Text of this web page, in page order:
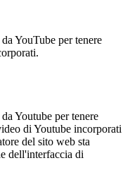
YouTube per tenere
Youtube per tenere
di Youtube incorporati
del sito web sta
dell'interfaccia di